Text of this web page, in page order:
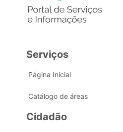
Serviços
Página Inicial
Catálogo de áreas
Cidadão